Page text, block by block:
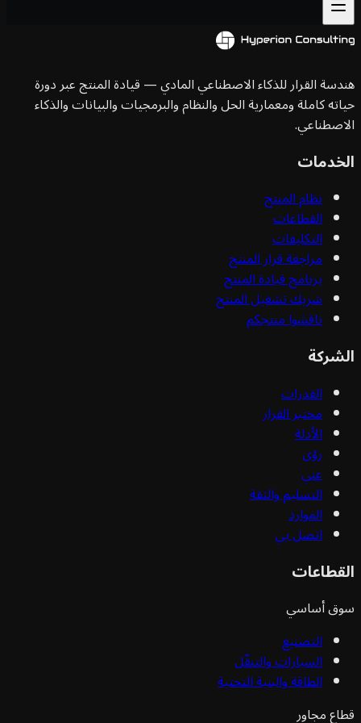
القرار للذكاء الاصطناعي المادي — قيادة المنتج عبر دورة
كاملة ومعمارية الحل والنظام والبرمجيات والبيانات والذكاء
نظام المنتج
القطاعات
التكليفات
مراجعة قرار المنتج
برنامج قيادة المنتج
شريك تشغيل المنتج
ناقشوا منتجكم
القدرات
مختبر القرار
الأدلة
رؤى
عني
التسليم والثقة
الموارد
اتصل بي
أساسي
التصنيع
السيارات والتنقّل
الطاقة والبنية التحتية
مجاور